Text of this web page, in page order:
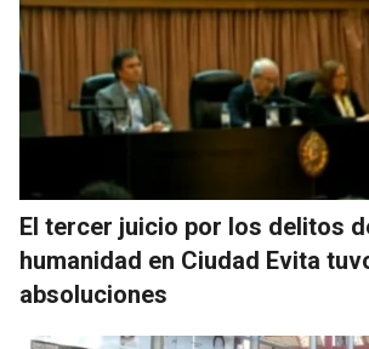
El tercer juicio por los delitos
humanidad en Ciudad Evita
absoluciones